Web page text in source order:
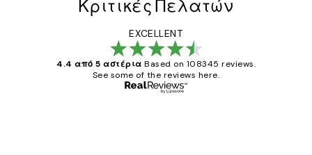
Κριτικές Πελατών
EXCELLENT
4.4 από 5 αστέρια Based on 108345 reviews.
See some of the reviews here.